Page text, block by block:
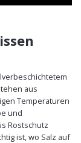
aus
Temperaturen
und
Rostschutz
ist, wo Salz auf